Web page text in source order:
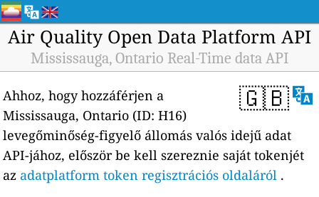
Air Quality Open Data Platform API
Mississauga, Ontario Real-Time data API
🇬🇧
Ahhoz, hogy hozzáférjen a
Mississauga, Ontario (ID: H16)
levegőminőség-figyelő állomás valós idejű adat
API-jához, először be kell szereznie saját tokenjét
az adatplatform token regisztrációs oldaláról .